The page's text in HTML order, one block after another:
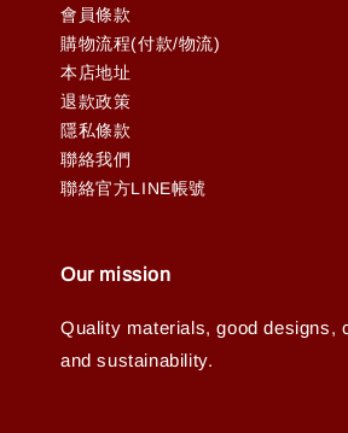
會員條款
購物流程(付款/物流)
本店地址
退款政策
隱私條款
聯絡我們
聯絡官方LINE帳號
Our mission
Quality materials, good designs,
and sustainability.